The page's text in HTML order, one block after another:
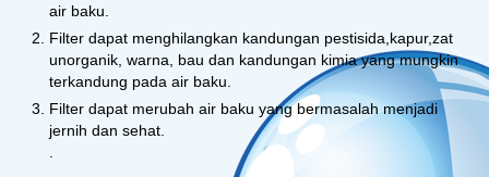
air baku.
Filter dapat menghilangkan kandungan pestisida,kapur,zat
unorganik, warna, bau dan kandungan kimia yang mungkin
terkandung pada air baku.
Filter dapat merubah air baku yang bermasalah menjadi
jernih dan sehat.